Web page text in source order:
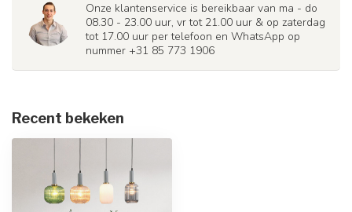
Onze klantenservice is bereikbaar van ma - do
08.30 - 23.00 uur, vr tot 21.00 uur & op zaterdag
tot 17.00 uur per telefoon en WhatsApp op
nummer +31 85 773 1906
Recent bekeken